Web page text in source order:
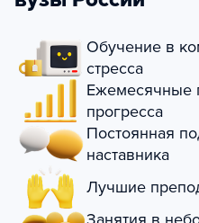
Обучение в
стресса
Ежемесячные
прогресса
Постоянная
наставника
Лучшие